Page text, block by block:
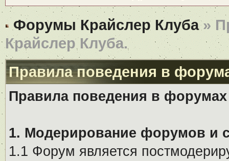
Форумы Крайслер Клуба»
Крайслер Клуба.
Правила поведения в
Правила поведения в
1. Модерирование форумов и
1.1 Форум является